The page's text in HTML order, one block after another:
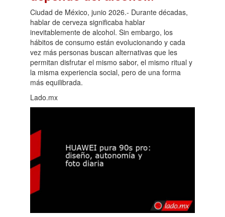
Ciudad de México, junio 2026.- Durante décadas,
hablar de cerveza significaba hablar
inevitablemente de alcohol. Sin embargo, los
hábitos de consumo están evolucionando y cada
vez más personas buscan alternativas que les
permitan disfrutar el mismo sabor, el mismo ritual y
la misma experiencia social, pero de una forma
más equilibrada.
Lado.mx